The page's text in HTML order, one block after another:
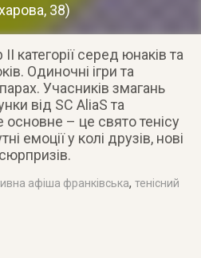
38)
категорії серед юнаків та
Одиночні ігри та
Учасників змагань
від SC AliaS та
основне – це свято тенісу
емоції у колі друзів, нові
афіша франківська,тенісний